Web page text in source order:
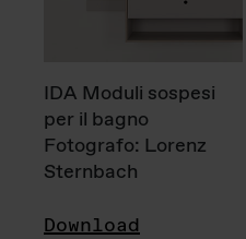
IDA Moduli sospesi
per il bagno
Fotografo: Lorenz
Sternbach
Download